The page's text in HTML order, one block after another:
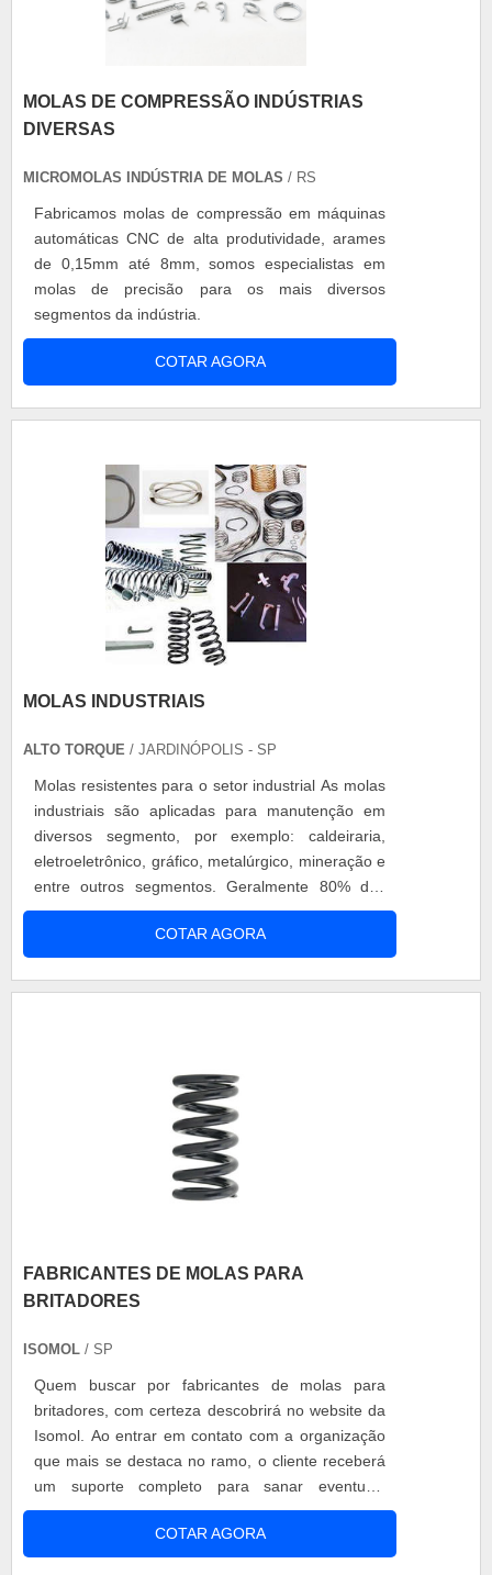
MOLAS DE COMPRESSÃO INDÚSTRIAS
DIVERSAS
MICROMOLAS INDÚSTRIA DE MOLAS / RS
Fabricamos molas de compressão em máquinas
automáticas CNC de alta produtividade, arames
de 0,15mm até 8mm, somos especialistas em
molas de precisão para os mais diversos
segmentos da indústria.
COTAR AGORA
MOLAS INDUSTRIAIS
ALTO TORQUE / JARDINÓPOLIS - SP
Molas resistentes para o setor industrial As molas
industriais são aplicadas para manutenção em
diversos segmento, por exemplo: caldeiraria,
eletroeletrônico, gráfico, metalúrgico, mineração e
entre outros segmentos. Geralmente 80% das
molas industriais aplicadas em manutenção são
composta por: molas de compreensão, tração e
torção. Confeccionados em aço laminado,
COTAR AGORA
FABRICANTES DE MOLAS PARA
BRITADORES
ISOMOL / SP
Quem buscar por fabricantes de molas para
britadores, com certeza descobrirá no website da
Isomol. Ao entrar em contato com a organização
que mais se destaca no ramo, o cliente receberá
um suporte completo para sanar eventuais
dúvidas sobre o produto a ser adquirido.MAIS
INFORMAÇÕES SOBRE FABRICANTES DE
MOLAS PARA BRITADORESQuem quer achar
COTAR AGORA